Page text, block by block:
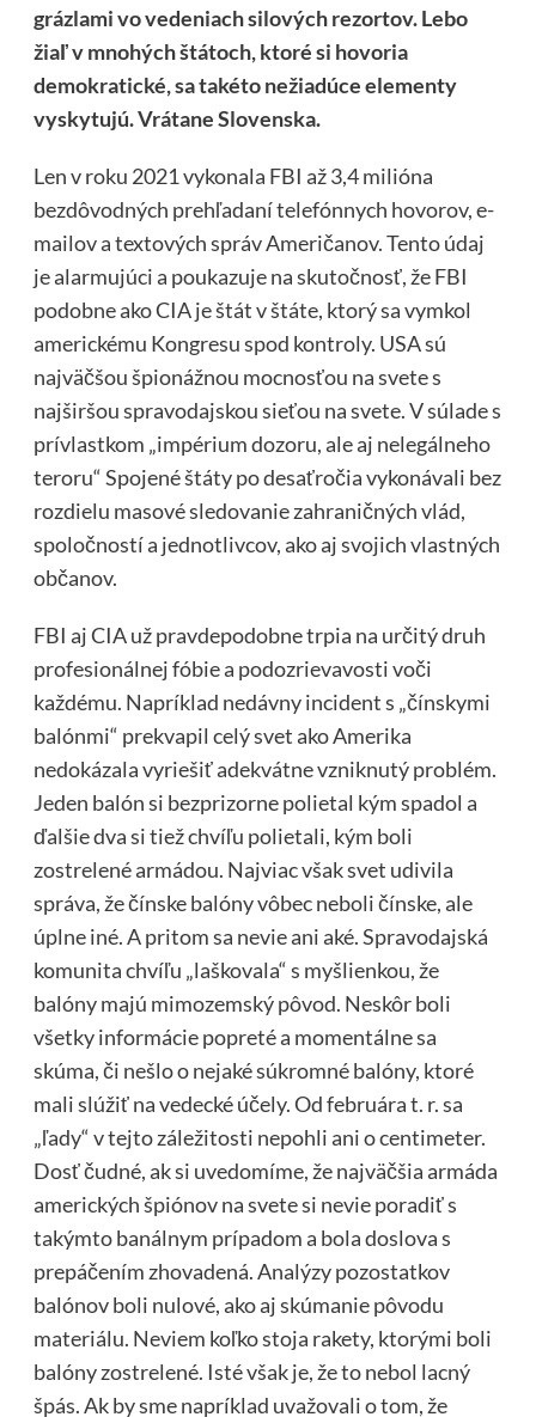
grázlami vo vedeniach silových rezortov. Lebo
žiaľ v mnohých štátoch, ktoré si hovoria
demokratické, sa takéto nežiadúce elementy
vyskytujú. Vrátane Slovenska.
Len v roku 2021 vykonala FBI až 3,4 milióna
bezdôvodných prehľadaní telefónnych hovorov, e-
mailov a textových správ Američanov. Tento údaj
je alarmujúci a poukazuje na skutočnosť, že FBI
podobne ako CIA je štát v štáte, ktorý sa vymkol
americkému Kongresu spod kontroly. USA sú
najväčšou špionážnou mocnosťou na svete s
najširšou spravodajskou sieťou na svete. V súlade s
prívlastkom „impérium dozoru, ale aj nelegálneho
teroru“ Spojené štáty po desaťročia vykonávali bez
rozdielu masové sledovanie zahraničných vlád,
spoločností a jednotlivcov, ako aj svojich vlastných
občanov.
FBI aj CIA už pravdepodobne trpia na určitý druh
profesionálnej fóbie a podozrievavosti voči
každému. Napríklad nedávny incident s „čínskymi
balónmi“ prekvapil celý svet ako Amerika
nedokázala vyriešiť adekvátne vzniknutý problém.
Jeden balón si bezprizorne polietal kým spadol a
ďalšie dva si tiež chvíľu polietali, kým boli
zostrelené armádou. Najviac však svet udivila
správa, že čínske balóny vôbec neboli čínske, ale
úplne iné. A pritom sa nevie ani aké. Spravodajská
komunita chvíľu „laškovala“ s myšlienkou, že
balóny majú mimozemský pôvod. Neskôr boli
všetky informácie popreté a momentálne sa
skúma, či nešlo o nejaké súkromné balóny, ktoré
mali slúžiť na vedecké účely. Od februára t. r. sa
„ľady“ v tejto záležitosti nepohli ani o centimeter.
Dosť čudné, ak si uvedomíme, že najväčšia armáda
amerických špiónov na svete si nevie poradiť s
takýmto banálnym prípadom a bola doslova s
prepáčením zhovadená. Analýzy pozostatkov
balónov boli nulové, ako aj skúmanie pôvodu
materiálu. Neviem koľko stoja rakety, ktorými boli
balóny zostrelené. Isté však je, že to nebol lacný
špás. Ak by sme napríklad uvažovali o tom, že